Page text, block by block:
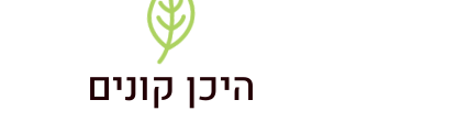
היכן קונים